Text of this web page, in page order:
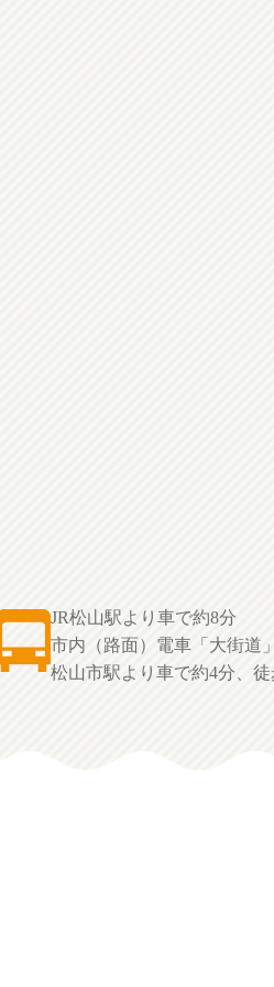
JR松山駅より車で約8分
市内（路面）電車「大街道
松山市駅より車で約4分、徒